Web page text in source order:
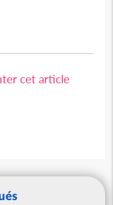
cet article